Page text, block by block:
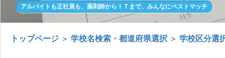
アルバイトも正社員も、薬剤師からＩＴまで、みんなにベストマッチ
トップページ ＞ 学校名検索・都道府県選択 ＞ 学校区分選